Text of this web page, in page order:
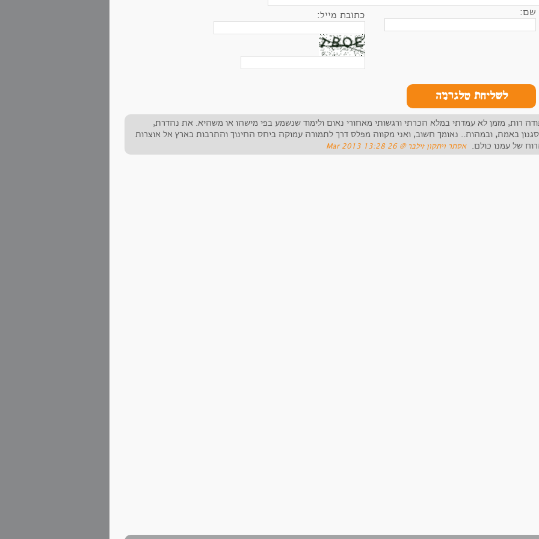
שם: כתובת מייל:
לשליחת טלגרמה
רות, מזמן לא עמדתי במלא הכרתי ורגשותי מאחורי נאום ולימוד שנשמע בפי מישהו או משהיא. את נהדרת,
באמת, ובמהות.. נאומך חשוב, ואני מקווה מפלס דרך לתמורה עמוקה ביחס החינוך והתרבות בארץ אל אוצרות
של עמנו כולם.
‏אסתר ויתקון זילבר ‏@ 26 Mar 2013 13:28